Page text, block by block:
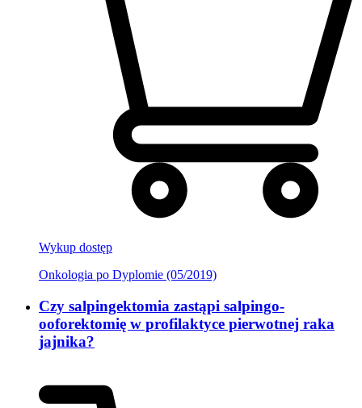
Wykup dostęp
Onkologia po Dyplomie (05/2019)
Czy salpingektomia zastąpi salpingo-
ooforektomię w profilaktyce pierwotnej raka
jajnika?